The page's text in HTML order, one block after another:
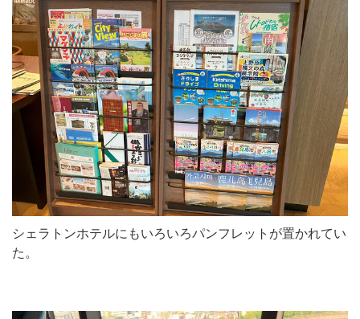
シェラトンホテルにもいろいろパンフレットが置かれてい
た。